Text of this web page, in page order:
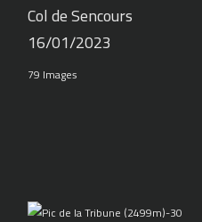
Col de Sencours
16/01/2023
79 Images